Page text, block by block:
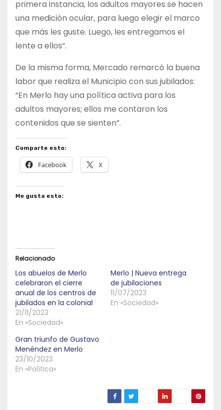
primera instancia, los adultos mayores se hacen
una medición ocular, para luego elegir el marco
que más les guste. Luego, les entregamos el
lente a ellos”.
De la misma forma, Mercado remarcó la buena
labor que realiza el Municipio con sus jubilados:
“En Merlo hay una política activa para los
adultos mayores; ellos me contaron los
contenidos que se sienten”.
Comparte esto:
Facebook X
Me gusta esto:
Relacionado
Los abuelos de Merlo
celebraron el cierre
anual de los centros de
jubilados en la colonial
21/11/2023
En «Sociedad»
Merlo | Nueva entrega
de jubilaciones
11/07/2023
En «Sociedad»
Gran triunfo de Gustavo
Menéndez en Merlo
23/10/2023
En «Política»